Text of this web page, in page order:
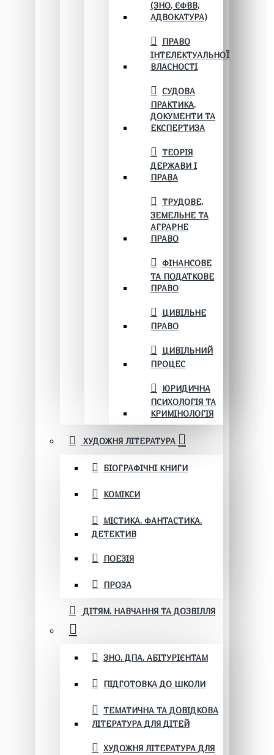
(ЗНО, ЄФВВ,
АДВОКАТУРА)
ПРАВО
ІНТЕЛЕКТУАЛЬНОЇ
ВЛАСНОСТІ
СУДОВА
ПРАКТИКА,
ДОКУМЕНТИ ТА
ЕКСПЕРТИЗА
ТЕОРІЯ
ДЕРЖАВИ І
ПРАВА
ТРУДОВЕ,
ЗЕМЕЛЬНЕ ТА
АГРАРНЕ
ПРАВО
ФІНАНСОВЕ
ТА ПОДАТКОВЕ
ПРАВО
ЦИВІЛЬНЕ
ПРАВО
ЦИВІЛЬНИЙ
ПРОЦЕС
ЮРИДИЧНА
ПСИХОЛОГІЯ ТА
КРИМІНОЛОГІЯ
ХУДОЖНЯ ЛІТЕРАТУРА
БІОГРАФІЧНІ КНИГИ
КОМІКСИ
МІСТИКА. ФАНТАСТИКА.
ДЕТЕКТИВ
ПОЕЗІЯ
ПРОЗА
ДІТЯМ. НАВЧАННЯ ТА ДОЗВІЛЛЯ
ЗНО. ДПА. АБІТУРІЄНТАМ
ПІДГОТОВКА ДО ШКОЛИ
ТЕМАТИЧНА ТА ДОВІДКОВА
ЛІТЕРАТУРА ДЛЯ ДІТЕЙ
ХУДОЖНЯ ЛІТЕРАТУРА ДЛЯ